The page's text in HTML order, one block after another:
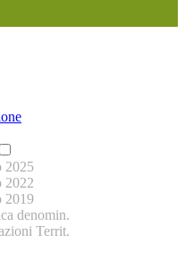
2025
2022
2019
denomin.
Territ.